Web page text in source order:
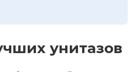
унитазов